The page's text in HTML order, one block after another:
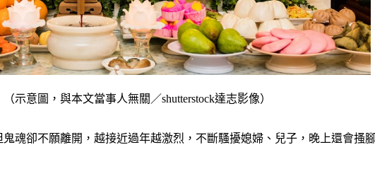
示意圖，與本文當事人無關／shutterstock達志影像）
魂卻不願離開，越接近過年越激烈，不斷騷擾媳婦、兒子，晚上還會搔